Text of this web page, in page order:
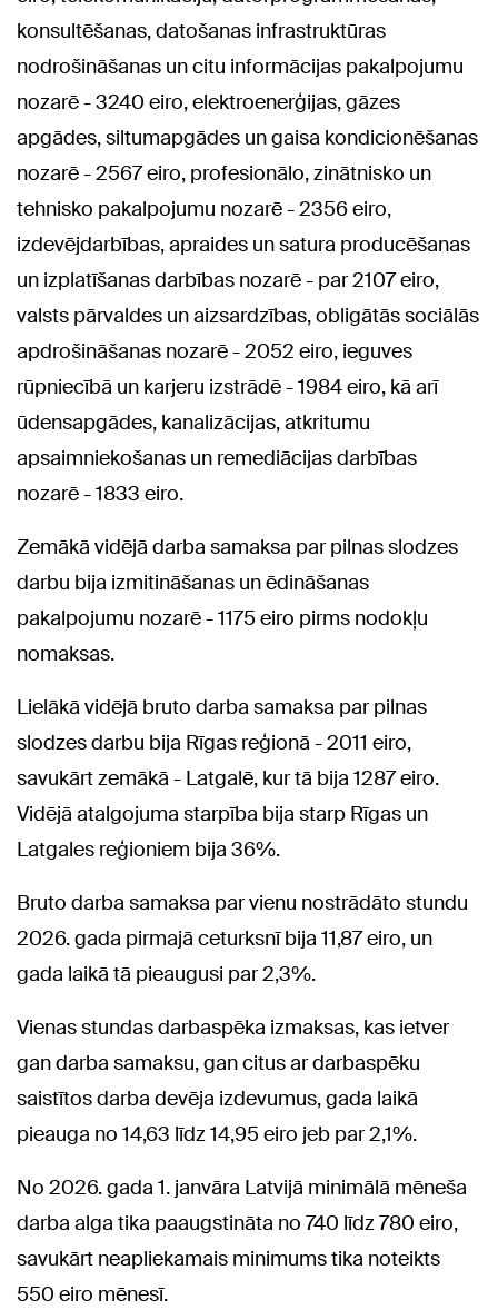
konsultēšanas, datošanas infrastruktūras
nodrošināšanas un citu informācijas pakalpojumu
nozarē - 3240 eiro, elektroenerģijas, gāzes
apgādes, siltumapgādes un gaisa kondicionēšanas
nozarē - 2567 eiro, profesionālo, zinātnisko un
tehnisko pakalpojumu nozarē - 2356 eiro,
izdevējdarbības, apraides un satura producēšanas
un izplatīšanas darbības nozarē - par 2107 eiro,
valsts pārvaldes un aizsardzības, obligātās sociālās
apdrošināšanas nozarē - 2052 eiro, ieguves
rūpniecībā un karjeru izstrādē - 1984 eiro, kā arī
ūdensapgādes, kanalizācijas, atkritumu
apsaimniekošanas un remediācijas darbības
nozarē - 1833 eiro.
Zemākā vidējā darba samaksa par pilnas slodzes
darbu bija izmitināšanas un ēdināšanas
pakalpojumu nozarē - 1175 eiro pirms nodokļu
nomaksas.
Lielākā vidējā bruto darba samaksa par pilnas
slodzes darbu bija Rīgas reģionā - 2011 eiro,
savukārt zemākā - Latgalē, kur tā bija 1287 eiro.
Vidējā atalgojuma starpība bija starp Rīgas un
Latgales reģioniem bija 36%.
Bruto darba samaksa par vienu nostrādāto stundu
2026. gada pirmajā ceturksnī bija 11,87 eiro, un
gada laikā tā pieaugusi par 2,3%.
Vienas stundas darbaspēka izmaksas, kas ietver
gan darba samaksu, gan citus ar darbaspēku
saistītos darba devēja izdevumus, gada laikā
pieauga no 14,63 līdz 14,95 eiro jeb par 2,1%.
No 2026. gada 1. janvāra Latvijā minimālā mēneša
darba alga tika paaugstināta no 740 līdz 780 eiro,
savukārt neapliekamais minimums tika noteikts
550 eiro mēnesī.